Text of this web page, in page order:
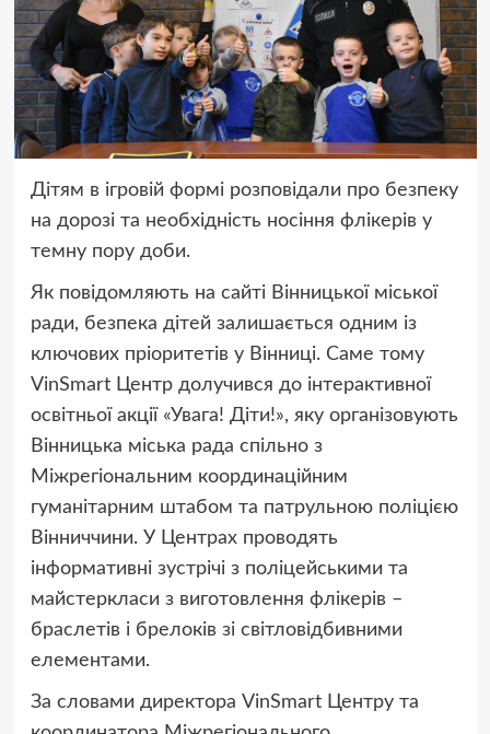
Дітям в ігровій формі розповідали про безпеку
на дорозі та необхідність носіння флікерів у
темну пору доби.
Як повідомляють на сайті Вінницької міської
ради, безпека дітей залишається одним із
ключових пріоритетів у Вінниці. Саме тому
VinSmart Центр долучився до інтерактивної
освітньої акції «Увага! Діти!», яку організовують
Вінницька міська рада спільно з
Міжрегіональним координаційним
гуманітарним штабом та патрульною поліцією
Вінниччини. У Центрах проводять
інформативні зустрічі з поліцейськими та
майстеркласи з виготовлення флікерів –
браслетів і брелоків зі світловідбивними
елементами.
За словами директора VinSmart Центру та